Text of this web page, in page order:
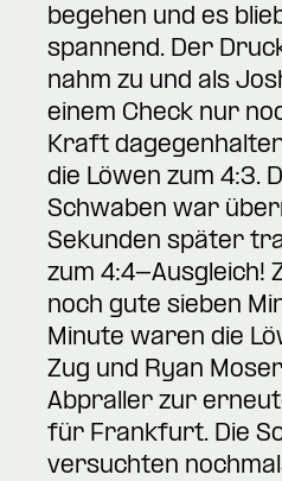
begehen und es
spannend. Der
nahm zu und als
einem Check nur
Kraft
die Löwen zum 4:3.
Schwaben war
Sekunden später
zum 4:4-Ausgleich!
noch gute sieben
Minute waren die
Zug und Ryan
Abpraller zur
für Frankfurt. Die
versuchten